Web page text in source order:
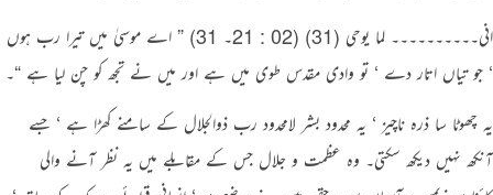
انی۔۔۔۔۔۔۔۔۔۔ لما یوحی (31) (02 : 21۔ 31) ” اے موسیٰ میں تیرا رب ہوں
‘ جو تیاں اتار دے ‘ تو وادی مقدس طوی میں ہے اور میں نے تجھ کو چن لیا ہے “۔
یہ چھوٹا سا ذرہ ناچیز ‘ یہ محدود بشر لامحدود رب ذوالجلال کے سامنے کھڑا ہے ‘ جسے
آنکھ نہیں دیکھ سکتی۔ وہ عظمت و جلال جس کے مقابلے میں یہ نظر آنے والی